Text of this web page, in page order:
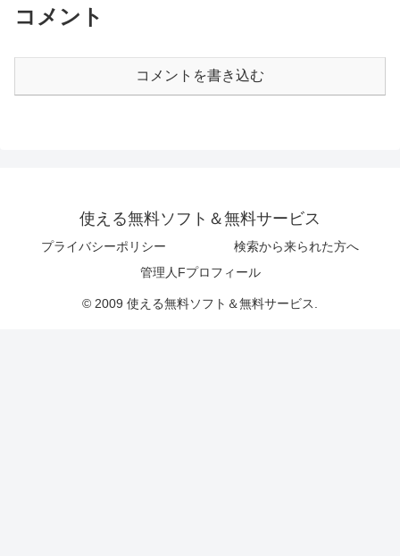
コメント
コメントを書き込む
使える無料ソフト＆無料サービス
プライバシーポリシー
検索から来られた方へ
管理人Fプロフィール
© 2009 使える無料ソフト＆無料サービス.